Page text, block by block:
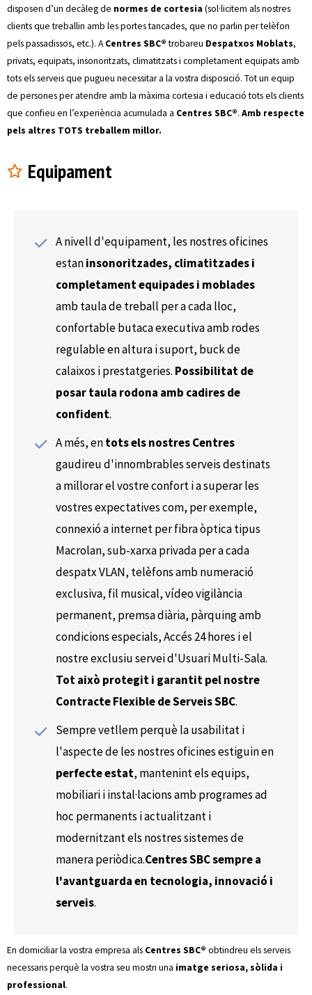
disposen d’un decàleg de normes de cortesia (sol·licitem als nostres
clients que treballin amb les portes tancades, que no parlin per telèfon
pels passadissos, etc.). ACentres SBC®trobareu Despatxos Moblats,
privats, equipats, insonoritzats, climatitzats i completament equipats amb
tots els serveis que pugueu necessitar a la vostra disposició. Tot un equip
de persones per atendre amb la màxima cortesia i educació tots els clients
que confieu en l’experiència acumulada a Centres SBC®. Amb respecte
pels altres TOTS treballem millor.
Equipament
A nivell d'equipament, les nostres oficines
estaninsonoritzades, climatitzades i
completament equipades i moblades
amb taula de treball per a cada lloc,
confortable butaca executiva amb rodes
regulable en altura i suport, buck de
calaixos i prestatgeries. Possibilitat de
posar taula rodona amb cadires de
confident.
A més, entots els nostres Centres
gaudireu d'innombrables serveis destinats
a millorar el vostre confort i a superar les
vostres expectatives com, per exemple,
connexió a internet per fibra òptica tipus
Macrolan, sub-xarxa privada per a cada
despatx VLAN, telèfons amb numeració
exclusiva, fil musical, vídeo vigilància
permanent, premsa diària, pàrquing amb
condicions especials, Accés 24 hores i el
nostre exclusiu servei d'Usuari Multi-Sala.
Tot això protegit i garantit pel nostre
Contracte Flexible de Serveis SBC.
Sempre vetllem perquè la usabilitat i
l'aspecte de les nostres oficines estiguin en
perfecte estat, mantenint els equips,
mobiliari i instal·lacions amb programes ad
hoc permanents i actualitzant i
modernitzant els nostres sistemes de
manera periòdica.Centres SBC sempre a
l'avantguarda en tecnologia, innovació i
serveis.
En domiciliar la vostra empresa als Centres SBC® obtindreu els serveis
necessaris perquè la vostra seu mostri una imatge seriosa, sòlida i
professional.